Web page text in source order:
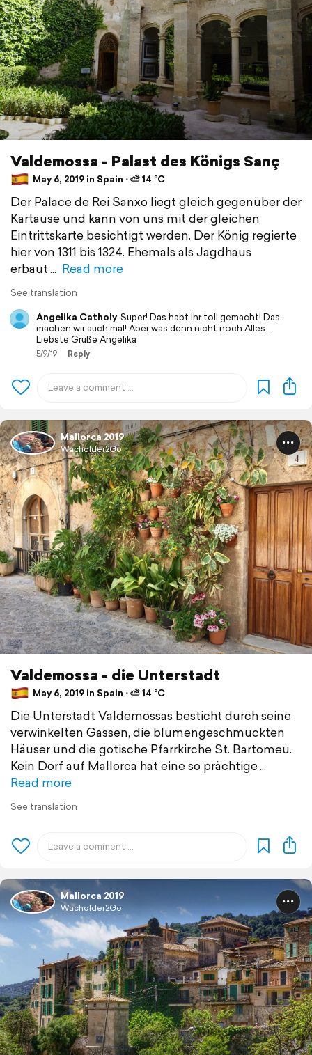
Valdemossa - Palast des Königs Sanç
May 6, 2019 in Spain ⋅ ⛅ 14 °C
Der Palace de Rei Sanxo liegt gleich gegenüber der
Kartause und kann von uns mit der gleichen
Eintrittskarte besichtigt werden. Der König regierte
hier von 1311 bis 1324. Ehemals als Jagdhaus
erbaut
Read more
See translation
Angelika Catholy Super! Das habt Ihr toll gemacht! Das
machen wir auch mal! Aber was denn nicht noch Alles....
Liebste Grüße Angelika
5/9/19 Reply
Mallorca 2019
Wacholder2Go
Valdemossa - die Unterstadt
May 6, 2019 in Spain ⋅ ⛅ 14 °C
Die Unterstadt Valdemossas besticht durch seine
verwinkelten Gassen, die blumengeschmückten
Häuser und die gotische Pfarrkirche St. Bartomeu.
Kein Dorf auf Mallorca hat eine so prächtige
Read more
See translation
Mallorca 2019
Wacholder2Go